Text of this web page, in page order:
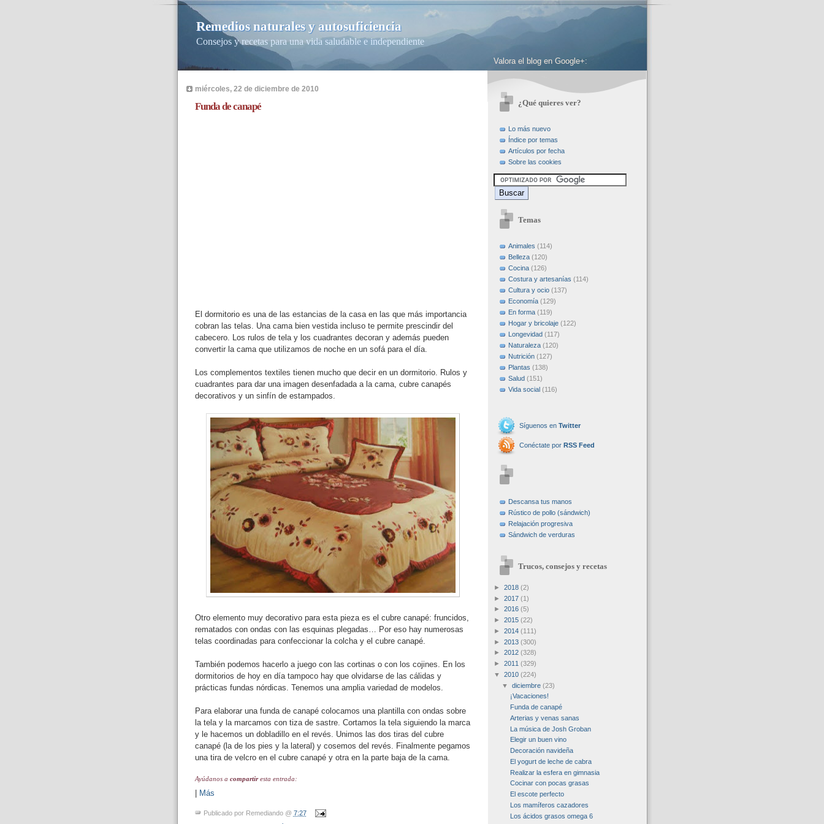
Remedios naturales y autosuficiencia
Consejos y recetas para una vida saludable e independiente
miércoles, 22 de diciembre de 2010
Funda de canapé
El dormitorio es una de las estancias de la casa en las que más importancia
cobran las telas. Una cama bien vestida incluso te permite prescindir del
cabecero. Los rulos de tela y los cuadrantes decoran y además pueden
convertir la cama que utilizamos de noche en un sofá para el día.
Los complementos textiles tienen mucho que decir en un dormitorio. Rulos y
cuadrantes para dar una imagen desenfadada a la cama, cubre canapés
decorativos y un sinfín de estampados.
Otro elemento muy decorativo para esta pieza es el cubre canapé: fruncidos,
rematados con ondas con las esquinas plegadas… Por eso hay numerosas
telas coordinadas para confeccionar la colcha y el cubre canapé.
También podemos hacerlo a juego con las cortinas o con los cojines. En los
dormitorios de hoy en día tampoco hay que olvidarse de las cálidas y
prácticas fundas nórdicas. Tenemos una amplia variedad de modelos.
Para elaborar una funda de canapé colocamos una plantilla con ondas sobre
la tela y la marcamos con tiza de sastre. Cortamos la tela siguiendo la marca
y le hacemos un dobladillo en el revés. Unimos las dos tiras del cubre
canapé (la de los pies y la lateral) y cosemos del revés. Finalmente pegamos
una tira de velcro en el cubre canapé y otra en la parte baja de la cama.
Ayúdanos a compartiresta entrada:
| Más
Publicado por Remediando @ 7:27
¿Qué quieres ver?
Lo más nuevo
Índice por temas
Artículos por fecha
Sobre las cookies
Temas
Animales (114)
Belleza (120)
Cocina (126)
Costura y artesanías (114)
Cultura y ocio (137)
Economía (129)
En forma (119)
Hogar y bricolaje (122)
Longevidad (117)
Naturaleza (120)
Nutrición (127)
Plantas (138)
Salud (151)
Vida social (116)
Valora el blog en Google+:
Síguenos en Twitter
Conéctate por RSS Feed
Descansa tus manos
Rústico de pollo (sándwich)
Relajación progresiva
Sándwich de verduras
Trucos, consejos y recetas
► 2018 (2)
► 2017 (1)
► 2016 (5)
► 2015 (22)
► 2014 (111)
► 2013 (300)
► 2012 (328)
► 2011 (329)
▼ 2010 (224)
▼ diciembre (23)
¡Vacaciones!
Funda de canapé
Arterias y venas sanas
La música de Josh Groban
Elegir un buen vino
Decoración navideña
El yogurt de leche de cabra
Realizar la esfera en gimnasia
Cocinar con pocas grasas
El escote perfecto
Los mamíferos cazadores
Los ácidos grasos omega 6